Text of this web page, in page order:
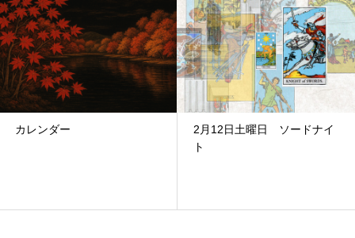
カレンダー
2月12日土曜日 ソードナイ
ト